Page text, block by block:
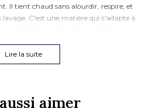
Il tient chaud sans alourdir, respire, et
lavage. C'est une matière qui s'adapte à
de mi-saison par excellence. Plus
Lire la suite
aimer